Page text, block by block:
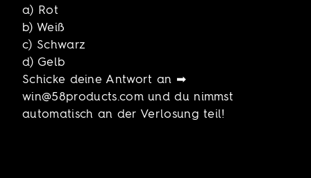
a) Rot
b) Weiß
c) Schwarz
d) Gelb
Schicke deine Antwort an ➡
win@58products.com und du nimmst
automatisch an der Verlosung teil!